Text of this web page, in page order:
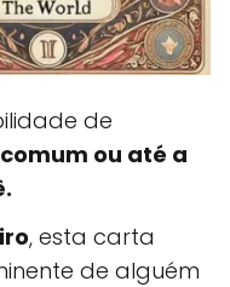
de
ou até a
, esta carta
de alguém